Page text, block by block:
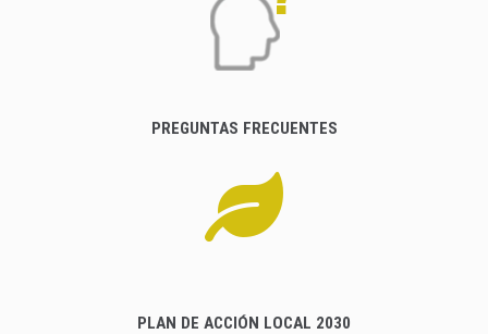
PREGUNTAS FRECUENTES
PLAN DE ACCIÓN LOCAL 2030